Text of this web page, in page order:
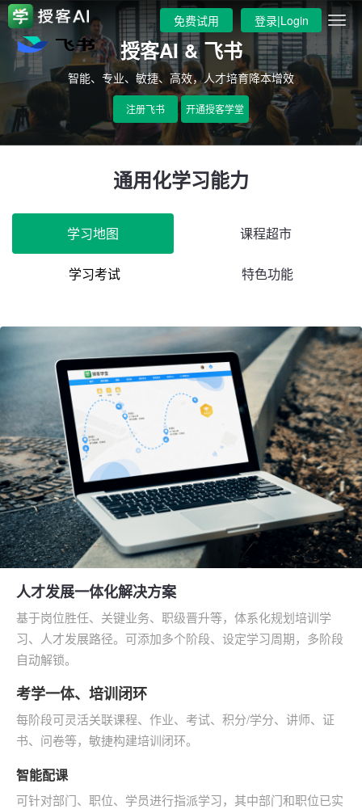
免费试用 登录|Login
授客AI & 飞书
智能、专业、敏捷、高效，人才培育降本增效
注册飞书 开通授客学堂
通用化学习能力
学习地图 课程超市
学习考试 特色功能
人才发展一体化解决方案
基于岗位胜任、关键业务、职级晋升等，体系化规划培训学
习、人才发展路径。可添加多个阶段、设定学习周期，多阶段
自动解锁。
考学一体、培训闭环
每阶段可灵活关联课程、作业、考试、积分/学分、讲师、证
书、问卷等，敏捷构建培训闭环。
智能配课
可针对部门、职位、学员进行指派学习，其中部门和职位已实